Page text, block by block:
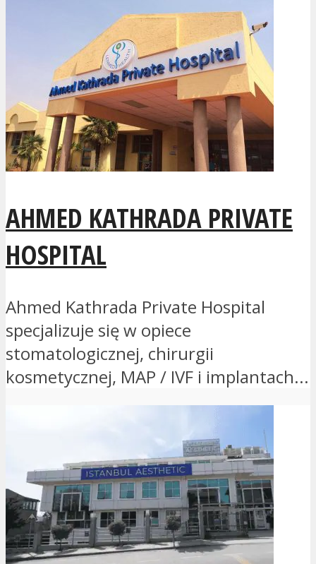
AHMED KATHRADA PRIVATE
HOSPITAL
Ahmed Kathrada Private Hospital
specjalizuje się w opiece
stomatologicznej, chirurgii
kosmetycznej, MAP / IVF i implantach...